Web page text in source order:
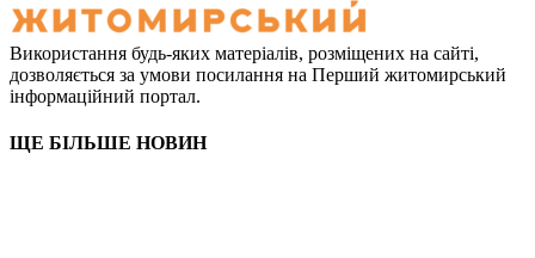
Використання будь-яких матеріалів, розміщених на сайті,
дозволяється за умови посилання на Перший житомирський
інформаційний портал.
ЩЕ БІЛЬШЕ НОВИН